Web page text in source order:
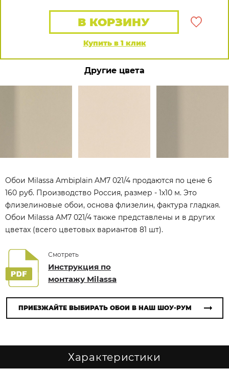
Купить в 1 клик
В КОРЗИНУ
Другие цвета
Обои Milassa Ambiplain AM7 021/4 продаются по цене 6
160 руб. Производство Россия, размер - 1x10 м. Это
флизелиновые обои, основа флизелин, фактура гладкая.
Обои Milassa AM7 021/4 также представлены и в других
цветах (всего цветовых вариантов 81 шт).
Смотреть
Инструкция по
монтажу Milassa
ПРИЕЗЖАЙТЕ ВЫБИРАТЬ ОБОИ В НАШ ШОУ-РУМ
Характеристики